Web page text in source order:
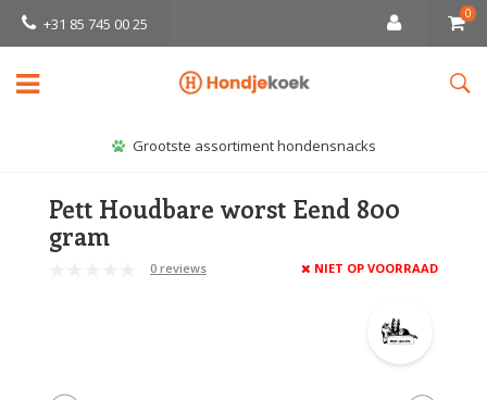
+31 85 745 00 25
0
Grootste assortiment hondensnacks
Pett Houdbare worst Eend 800
gram
0 reviews NIET OP VOORRAAD